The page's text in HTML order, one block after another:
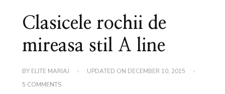
Clasicele rochii de
mireasa stil A line
BY ELITE MARIAJ UPDATED ON DECEMBER 10, 2015
5 COMMENTSON